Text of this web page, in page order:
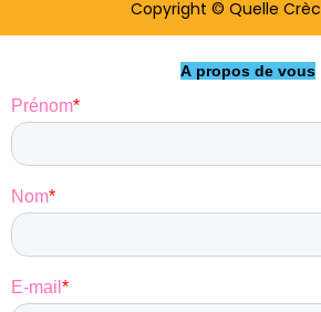
Copyright © Quelle